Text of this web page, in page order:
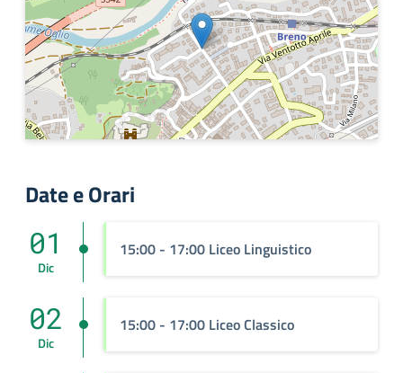
Date e Orari
15:00 - 17:00 Liceo Linguistico
01
Dic
15:00 - 17:00 Liceo Classico
02
Dic